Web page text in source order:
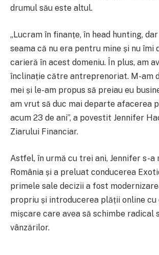
drumul său este altul.
„Lucram în finanțe, în head hunting,
seama că nu era pentru mine și nu îmi
carieră în acest domeniu. În plus, am
înclinație către antreprenoriat. M-am
mei și le-am propus să preiau eu
am vrut să duc mai departe afacerea
acum 23 de ani”, a povestit Jennifer
Ziarului Financiar.
Astfel, în urmă cu trei ani, Jennifer s-a
România și a preluat conducerea
primele sale decizii a fost
propriu și introducerea plății online cu
mișcare care avea să schimbe radical
vânzărilor.